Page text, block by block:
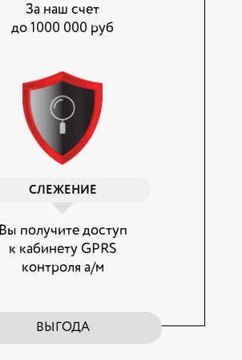
За наш счет
до 1000 000 руб
СЛЕЖЕНИЕ
Вы получите доступ
к кабинету GPRS
контроля а/м
ВЫГОДА